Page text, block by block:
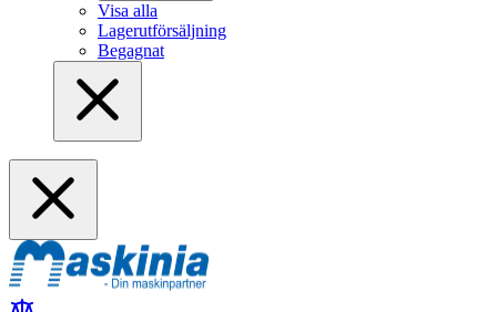
Visa alla
Lagerutförsäljning
Begagnat